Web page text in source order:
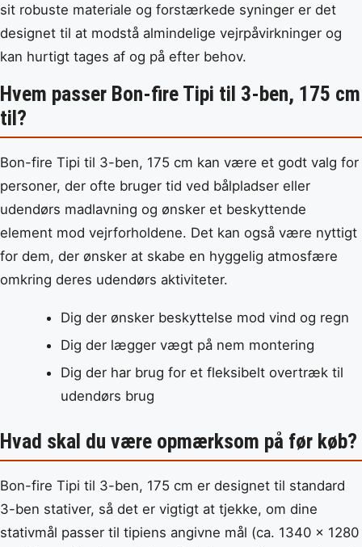
sit robuste materiale og forstærkede syninger er det
designet til at modstå almindelige vejrpåvirkninger og
kan hurtigt tages af og på efter behov.
Hvem passer Bon-fire Tipi til 3-ben, 175 cm
til?
Bon-fire Tipi til 3-ben, 175 cm kan være et godt valg for
personer, der ofte bruger tid ved bålpladser eller
udendørs madlavning og ønsker et beskyttende
element mod vejrforholdene. Det kan også være nyttigt
for dem, der ønsker at skabe en hyggelig atmosfære
omkring deres udendørs aktiviteter.
Dig der ønsker beskyttelse mod vind og regn
Dig der lægger vægt på nem montering
Dig der har brug for et fleksibelt overtræk til
udendørs brug
Hvad skal du være opmærksom på før køb?
Bon-fire Tipi til 3-ben, 175 cm er designet til standard
3-ben stativer, så det er vigtigt at tjekke, om dine
stativmål passer til tipiens angivne mål (ca. 1340 x 1280